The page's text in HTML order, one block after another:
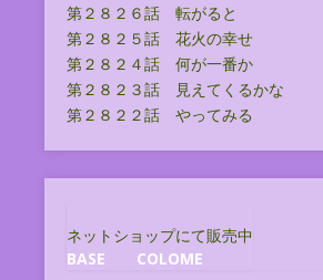
第２８２６話 転がると
第２８２５話 花火の幸せ
第２８２４話 何が一番か
第２８２３話 見えてくるかな
第２８２２話 やってみる
ネットショップにて販売中
BASE
COLOME